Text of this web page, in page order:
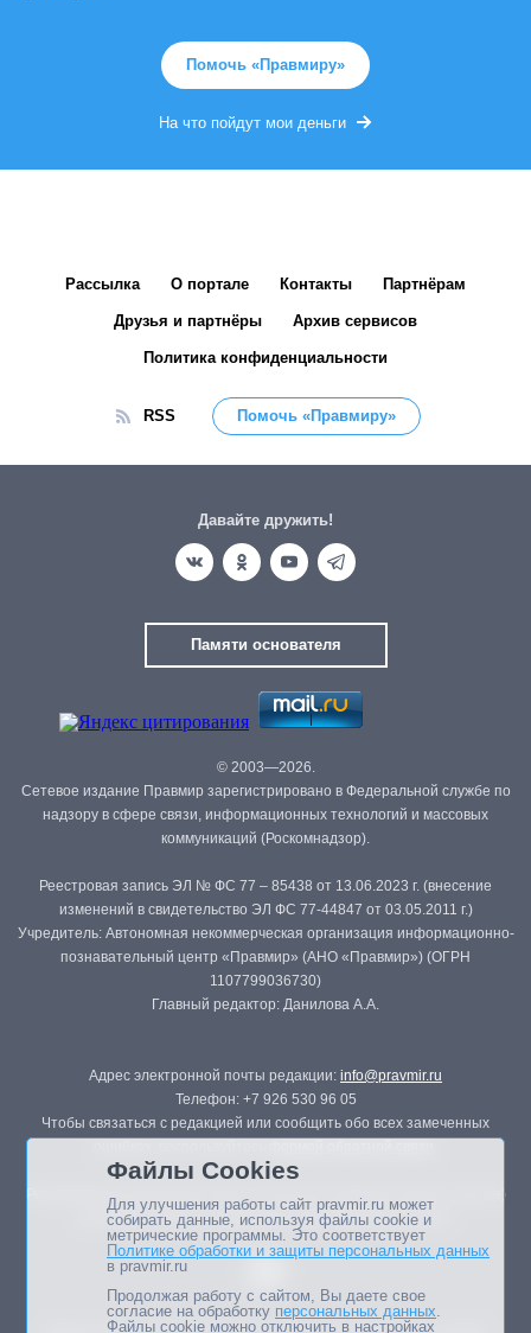
Помочь «Правмиру»
На что пойдут мои деньги
Рассылка О портале Контакты Партнёрам
Друзья и партнёры Архив сервисов
Политика конфиденциальности
RSS Помочь «Правмиру»
Давайте дружить!
Памяти основателя
© 2003—2026.
Сетевое издание Правмир зарегистрировано в Федеральной службе по
надзору в сфере связи, информационных технологий и массовых
коммуникаций (Роскомнадзор).
Реестровая запись ЭЛ № ФС 77 – 85438 от 13.06.2023 г. (внесение
изменений в свидетельство ЭЛ ФС 77-44847 от 03.05.2011 г.)
Учредитель: Автономная некоммерческая организация информационно-
познавательный центр «Правмир» (АНО «Правмир») (ОГРН
1107799036730)
Главный редактор: Данилова А.А.
Адрес электронной почты редакции: info@pravmir.ru
Телефон: +7 926 530 96 05
Чтобы связаться с редакцией или сообщить обо всех замеченных
Републикация материалов сайта в печатных изданиях (книгах, прессе)
возможна только с письменного разрешения редакции.
Файлы Cookies
Для улучшения работы сайт pravmir.ru может
собирать данные, используя файлы cookie и
метрические программы. Это соответствует
Политике обработки и защиты персональных данных
в pravmir.ru
Продолжая работу с сайтом, Вы даете свое
согласие на обработку персональных данных.
Файлы cookie можно отключить в настройках